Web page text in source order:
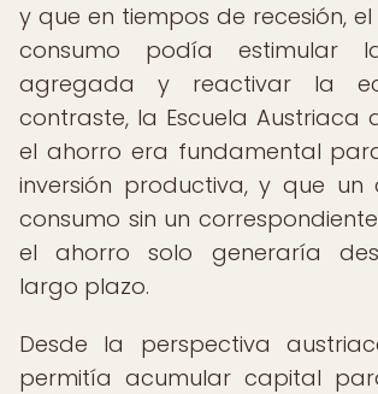
y que en tiempos de recesión,
consumo podía estimular
agregada y reactivar la
contraste, la Escuela Austriaca
el ahorro era fundamental
inversión productiva, y que un
consumo sin un
el ahorro solo generaría
largo plazo.
Desde la perspectiva
permitía acumular capital